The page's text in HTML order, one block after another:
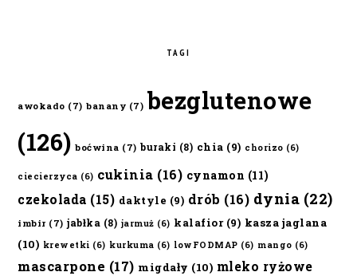
TAGI
awokado (7) banany (7) bezglutenowe
(126) boćwina (7) buraki (8) chia (9) chorizo (6)
ciecierzyca (6) cukinia (16) cynamon (11)
czekolada (15) daktyle (9) drób (16) dynia (22)
imbir (7) jabłka (8) jarmuż (6) kalafior(9) kasza jaglana
(10) krewetki (6) kurkuma (6) lowFODMAP (6) mango (6)
mascarpone (17) migdały (10) mleko ryżowe